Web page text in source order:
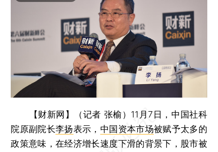
【财新网】（记者 张榆） 11月7日，中国社科
院原副院长李扬表示， 中国资本市场被赋予太多的
政策意味，在经济增长速度下滑的背景下，股市被